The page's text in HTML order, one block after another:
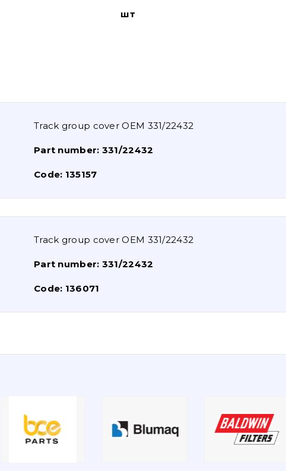
шт
Track group cover OEM 331/22432
Part number: 331/22432
Code: 135157
Track group cover OEM 331/22432
Part number: 331/22432
Code: 136071